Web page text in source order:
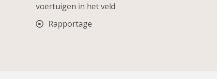
voertuigen in het veld
Rapportage